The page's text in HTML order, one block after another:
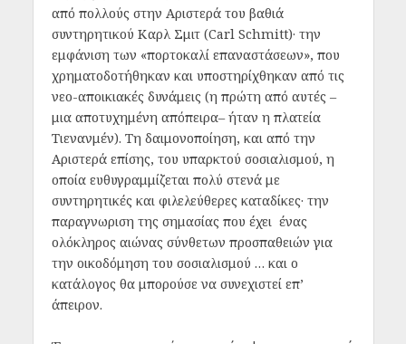
από πολλούς στην Αριστερά του βαθιά
συντηρητικού Καρλ Σμιτ (Carl Schmitt)· την
εμφάνιση των «πορτοκαλί επαναστάσεων», που
χρηματοδοτήθηκαν και υποστηρίχθηκαν από τις
νεο-αποικιακές δυνάμεις (η πρώτη από αυτές –
μια αποτυχημένη απόπειρα– ήταν η πλατεία
Τιενανμέν). Τη δαιμονοποίηση, και από την
Αριστερά επίσης, του υπαρκτού σοσιαλισμού, η
οποία ευθυγραμμίζεται πολύ στενά με
συντηρητικές και φιλελεύθερες καταδίκες· την
παραγνωριση της σημασίας που έχει ένας
ολόκληρος αιώνας σύνθετων προσπαθειών για
την οικοδόμηση του σοσιαλισμού … και ο
κατάλογος θα μπορούσε να συνεχιστεί επ’
άπειρον.